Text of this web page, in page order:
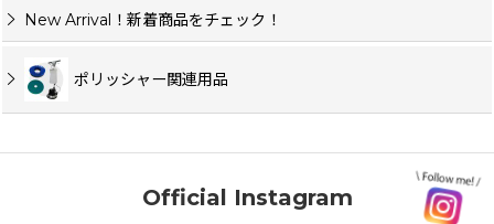
New Arrival！新着商品をチェック！
ポリッシャー関連用品
Official Instagram